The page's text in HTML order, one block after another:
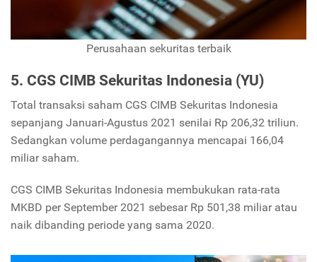
Perusahaan sekuritas terbaik
5. CGS CIMB Sekuritas Indonesia (YU)
Total transaksi saham CGS CIMB Sekuritas Indonesia
sepanjang Januari-Agustus 2021 senilai Rp 206,32 triliun.
Sedangkan volume perdagangannya mencapai 166,04
miliar saham.
CGS CIMB Sekuritas Indonesia membukukan rata-rata
MKBD per September 2021 sebesar Rp 501,38 miliar atau
naik dibanding periode yang sama 2020.